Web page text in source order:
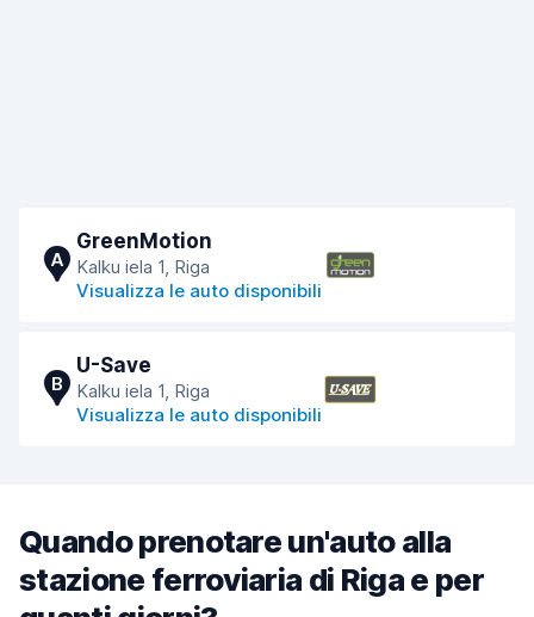
A
GreenMotion
Kalku iela 1, Riga
Visualizza le auto disponibili
B
U-Save
Kalku iela 1, Riga
Visualizza le auto disponibili
Quando prenotare un'auto alla
stazione ferroviaria di Riga e per